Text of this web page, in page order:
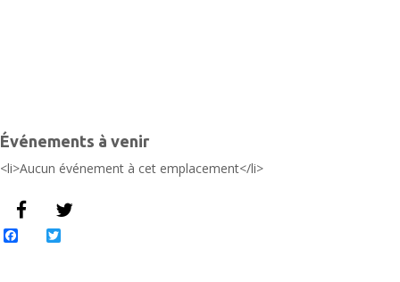
Événements à venir
<li>Aucun événement à cet emplacement</li>
Facebook